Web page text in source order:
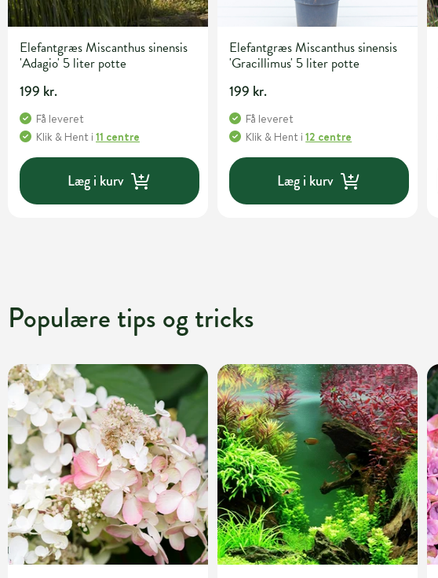
Elefantgræs Miscanthus sinensis
'Adagio' 5 liter potte
199 kr.
Få leveret
Klik & Hent i 11 centre
Læg i kurv
Elefantgræs Miscanthus sinensis
'Gracillimus' 5 liter potte
199 kr.
Få leveret
Klik & Hent i12 centre
Læg i kurv
Populære tips og tricks